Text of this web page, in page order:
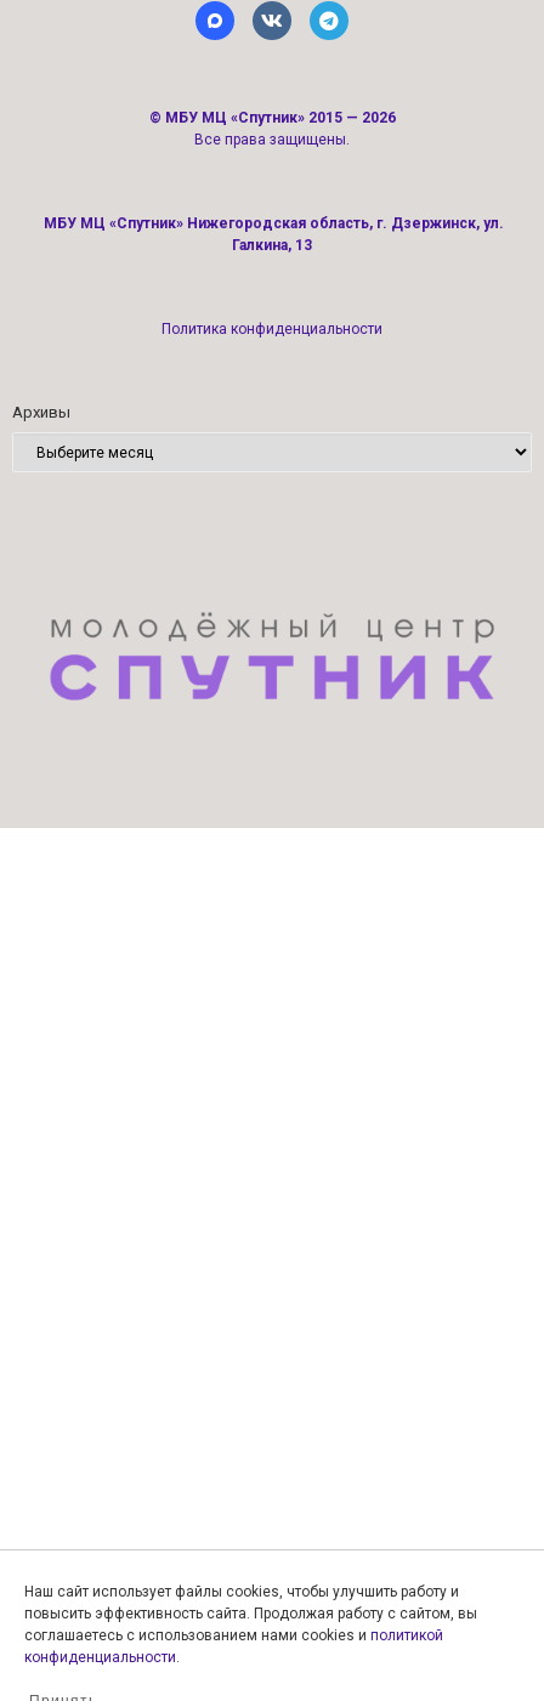
© МБУ МЦ «Спутник» 2015 — 2026
Все права защищены.
МБУ МЦ «Спутник» Нижегородская область, г. Дзержинск, ул.
Галкина, 13
Политика конфиденциальности
Архивы
Наш сайт использует файлы cookies, чтобы улучшить работу и
повысить эффективность сайта. Продолжая работу с сайтом, вы
соглашаетесь с использованием нами cookies и политикой
конфиденциальности.